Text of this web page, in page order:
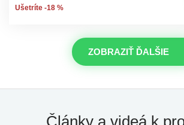
Ušetríte -18 %
ZOBRAZIŤ ĎALŠIE
Články a videá k